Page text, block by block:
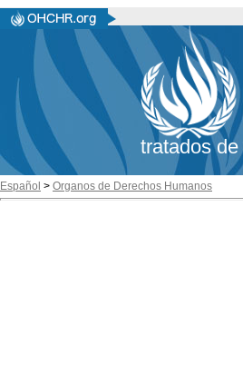
tratados
Español > Organos de Derechos Humanos